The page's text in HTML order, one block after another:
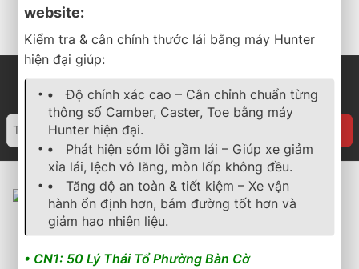
website:
Kiểm tra & cân chỉnh thước lái bằng máy Hunter
hiện đại giúp:
Độ chính xác cao – Cân chỉnh chuẩn từng
thông số Camber, Caster, Toe bằng máy
Hunter hiện đại.
Phát hiện sớm lỗi gầm lái – Giúp xe giảm
xỉa lái, lệch vô lăng, mòn lốp không đều.
Tăng độ an toàn & tiết kiệm – Xe vận
hành ổn định hơn, bám đường tốt hơn và
giảm hao nhiên liệu.
• CN1: 50 Lý Thái Tổ Phường Bàn Cờ